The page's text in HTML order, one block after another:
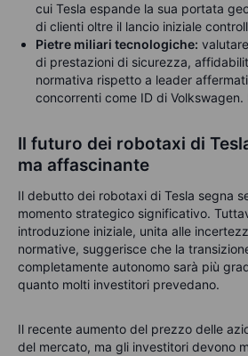
cui Tesla espande la sua portata
di clienti oltre il lancio iniziale
Pietre miliari tecnologiche:
di prestazioni di sicurezza,
normativa rispetto a leader
concorrenti come ID di Volkswagen.
Il futuro dei robotaxi di
ma affascinante
Il debutto dei robotaxi di Tesla segna
momento strategico significativo.
introduzione iniziale, unita alle
normative, suggerisce che la
completamente autonomo sarà più
quanto molti investitori prevedano.
Il recente aumento del prezzo delle
del mercato, ma gli investitori devono